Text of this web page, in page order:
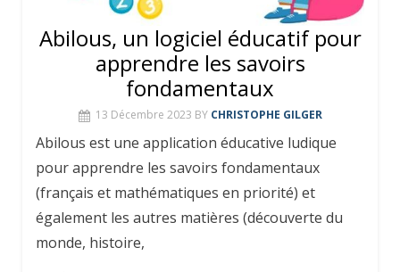
Abilous, un logiciel éducatif pour
apprendre les savoirs
fondamentaux
13 Décembre 2023 BY CHRISTOPHE GILGER
Abilous est une application éducative ludique
pour apprendre les savoirs fondamentaux
(français et mathématiques en priorité) et
également les autres matières (découverte du
monde, histoire,